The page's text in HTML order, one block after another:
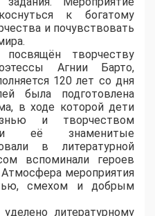
к богатому
и почувствовать
творчеству
Агнии Барто,
120 лет со дня
была подготовлена
в ходе которой дети
и творчеством
её знаменитые
в литературной
вспоминали героев
мероприятия
смехом и добрым
литературному